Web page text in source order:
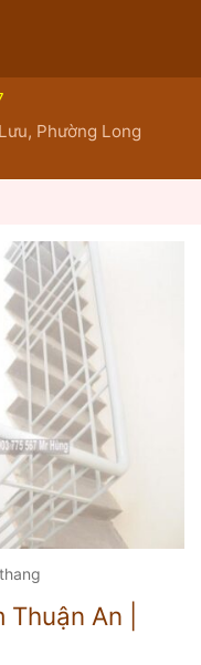
Phường Long
An |